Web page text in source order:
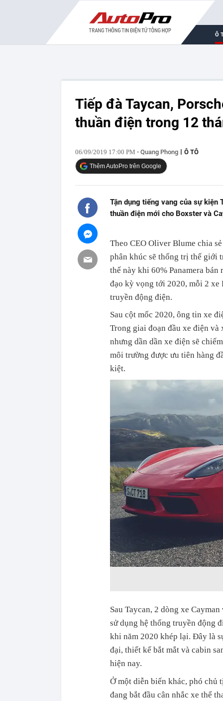
Ô
Tiếp đà Taycan,
thuần điện trong 12
06/09/2019 17:00 PM - Quang Phong Ô TÔ
Thêm AutoPro trên Google
Tận dụng tiếng vang của sự kiện
thuần điện mới cho Boxster và
Theo CEO Oliver Blume chia
phân khúc sẽ thống trị thế giới
thế này khi 60% Panamera
đạo kỳ vọng tới 2020, mỗi 2 xe
truyền động điện.
Sau cột mốc 2020, ông tin xe
Trong giai đoạn đầu xe điện
nhưng dần dần xe điện sẽ
môi trường được ưu tiên hàng
kiệt.
Sau Taycan, 2 dòng xe
sử dụng hệ thống truyền động
khi năm 2020 khép lại. Đây là
đại, thiết kế bắt mắt và cabin
hiện nay.
Ở một diễn biến khác, phó chủ
đang bắt đầu cân nhắc xe thể